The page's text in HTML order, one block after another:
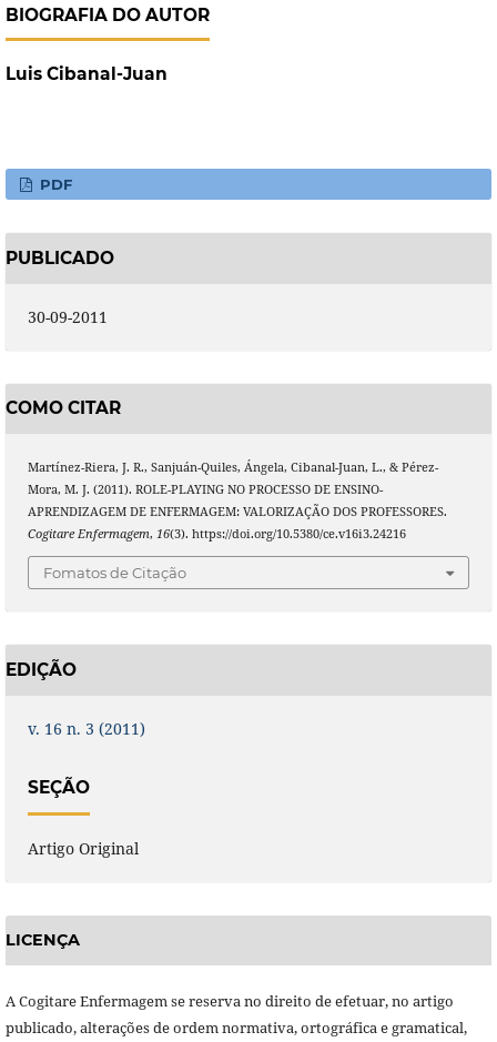
BIOGRAFIA DO AUTOR
Luis Cibanal-Juan
PDF
PUBLICADO
30-09-2011
COMO CITAR
Martínez-Riera, J. R., Sanjuán-Quiles, Ángela, Cibanal-Juan, L., & Pérez-
Mora, M. J. (2011). ROLE-PLAYING NO PROCESSO DE ENSINO-
APRENDIZAGEM DE ENFERMAGEM: VALORIZAÇÃO DOS PROFESSORES.
Cogitare Enfermagem, 16(3). https://doi.org/10.5380/ce.v16i3.24216
Fomatos de Citação
EDIÇÃO
v. 16 n. 3 (2011)
SEÇÃO
Artigo Original
LICENÇA
A Cogitare Enfermagem se reserva no direito de efetuar, no artigo
publicado, alterações de ordem normativa, ortográfica e gramatical,